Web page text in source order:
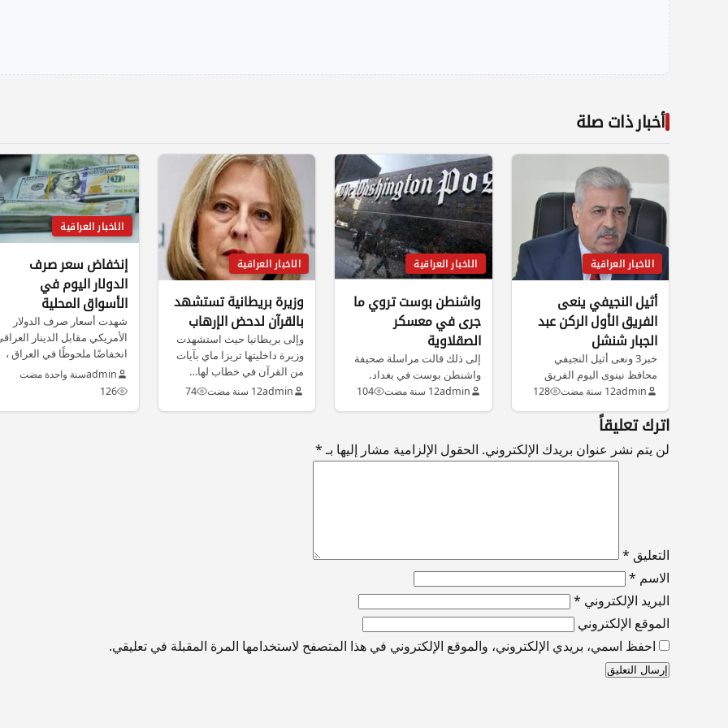
أخبار ذات صلة
الاخبار العراقية
أثيل النجيفي ينعى
الفريق الأول الركن عبد
الجبار شنشل
خبر3 ونعى أثيل النجيفي
محافظ نينوى اليوم الفريق
الأول الركن عبدالجبار شنشل
admin12 سنة مضت 128
الاخبار العراقية
واشنطن بوست تروي ما
جرى في معسكر
الصقلاوية
إلى ذلك قالت مراسلة صحيفة
واشنطن بوست في بغداد.
لوفداي موريس. ان مئات
admin12 سنة مضت 104
الاخبار العراقية
وزيرة بريطانية تستشهد
بالقرآن لدحض الإرهاب
وإلى بريطانيا حيث استشهدت
وزيرة داخليتها تريزا ماي بآيات
من القرآن في خطاب لها…
admin12 سنة مضت 74
الاخبار العراقية
إنخفاض سعر صرف
الدولار اليوم في
الأسواق المحلية
شهدت أسعار صرف الدولار
الأمريكي مقابل الدينار
انخفاضًا ملحوظًا في العراق ،
حيث…
adminسنة واحدة مضت
126
اترك تعليقاً
لن يتم نشر عنوان بريدك الإلكتروني. الحقول الإلزامية مشار إليها بـ*
التعليق *
الاسم *
البريد الإلكتروني *
الموقع الإلكتروني
احفظ اسمي، بريدي الإلكتروني، والموقع الإلكتروني في هذا المتصفح لاستخدامها المرة المقبلة في تعليقي.